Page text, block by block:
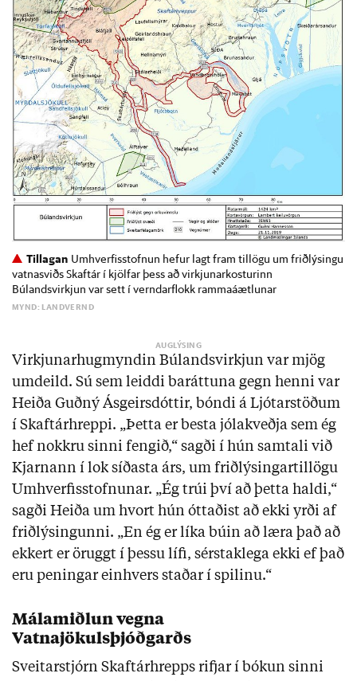
Tillagan Umhverfisstofnun hefur lagt fram tillögu um friðlýsingu
vatnasviðs Skaftár í kjölfar þess að virkjunarkosturinn
Búlandsvirkjun var sett í verndarflokk rammaáætlunar
MYND: LANDVERND
Virkjunarhugmyndin Búlandsvirkjun var mjög
umdeild. Sú sem leiddi baráttuna gegn henni var
Heiða Guðný Ásgeirsdóttir, bóndi á Ljótarstöðum
í Skaftárhreppi. „Þetta er besta jólakveðja sem ég
hef nokkru sinni fengið,“ sagði í hún samtali við
Kjarnann í lok síðasta árs, um friðlýsingartillögu
Umhverfisstofnunar. „Ég trúi því að þetta haldi,“
sagði Heiða um hvort hún óttaðist að ekki yrði af
friðlýsingunni. „En ég er líka búin að læra það að
ekkert er öruggt í þessu lífi, sérstaklega ekki ef það
eru peningar einhvers staðar í spilinu.“
Málamiðlun vegna
Vatnajökulsþjóðgarðs
Sveitarstjórn Skaftárhrepps rifjar í bókun sinni